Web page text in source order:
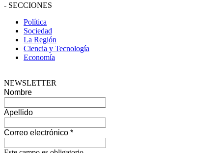
- SECCIONES
Política
Sociedad
La Región
Ciencia y Tecnología
Economía
NEWSLETTER
Nombre
Apellido
Correo electrónico *